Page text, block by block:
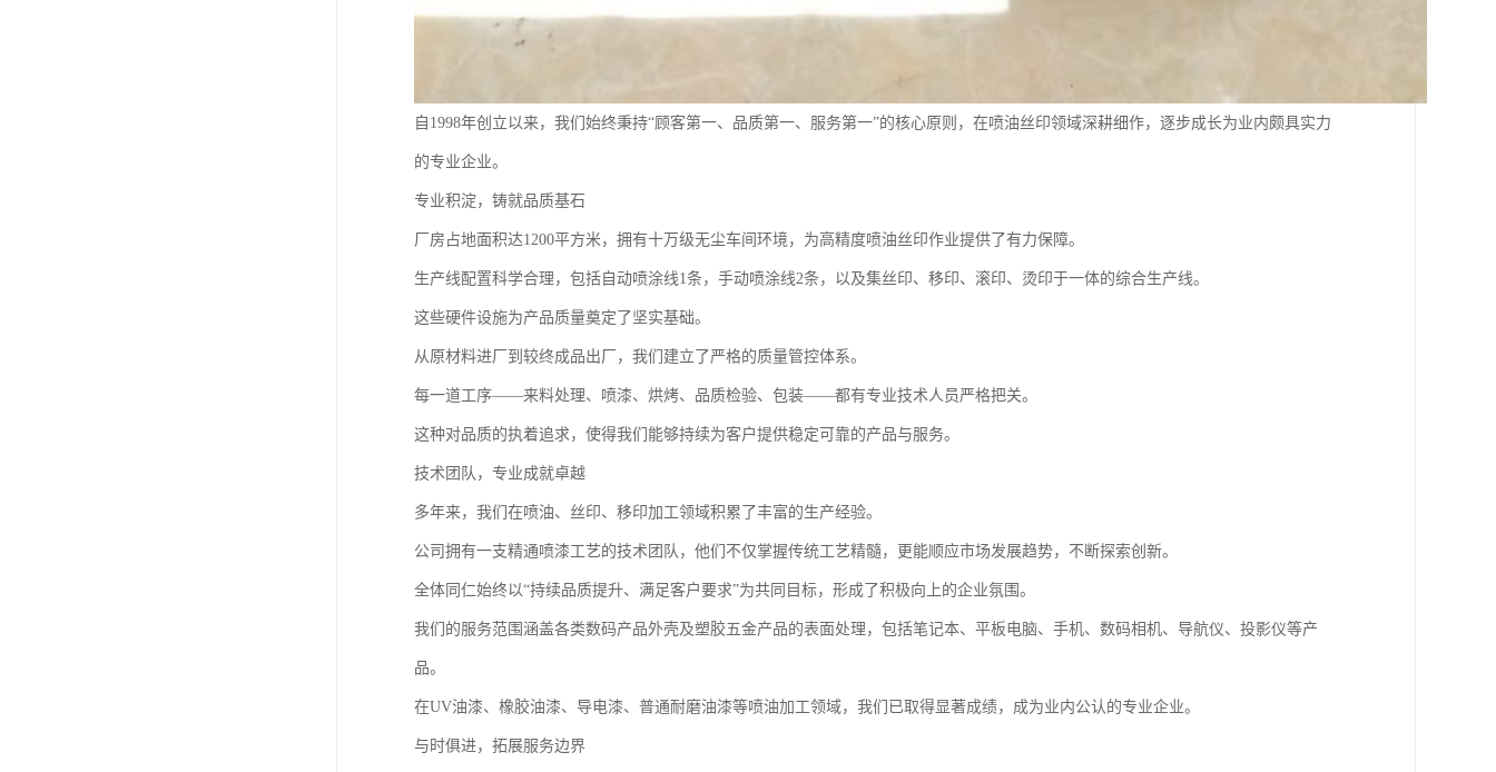
自1998年创立以来，我们始终秉持“顾客第一、品质第一、服务第一”的核心原则，在喷油丝印领域深耕细作，逐步成长为业内颇具实力
的专业企业。
专业积淀，铸就品质基石
厂房占地面积达1200平方米，拥有十万级无尘车间环境，为高精度喷油丝印作业提供了有力保障。
生产线配置科学合理，包括自动喷涂线1条，手动喷涂线2条，以及集丝印、移印、滚印、烫印于一体的综合生产线。
这些硬件设施为产品质量奠定了坚实基础。
从原材料进厂到较终成品出厂，我们建立了严格的质量管控体系。
每一道工序——来料处理、喷漆、烘烤、品质检验、包装——都有专业技术人员严格把关。
这种对品质的执着追求，使得我们能够持续为客户提供稳定可靠的产品与服务。
技术团队，专业成就卓越
多年来，我们在喷油、丝印、移印加工领域积累了丰富的生产经验。
公司拥有一支精通喷漆工艺的技术团队，他们不仅掌握传统工艺精髓，更能顺应市场发展趋势，不断探索创新。
全体同仁始终以“持续品质提升、满足客户要求”为共同目标，形成了积极向上的企业氛围。
我们的服务范围涵盖各类数码产品外壳及塑胶五金产品的表面处理，包括笔记本、平板电脑、手机、数码相机、导航仪、投影仪等产
品。
在UV油漆、橡胶油漆、导电漆、普通耐磨油漆等喷油加工领域，我们已取得显著成绩，成为业内公认的专业企业。
与时俱进，拓展服务边界